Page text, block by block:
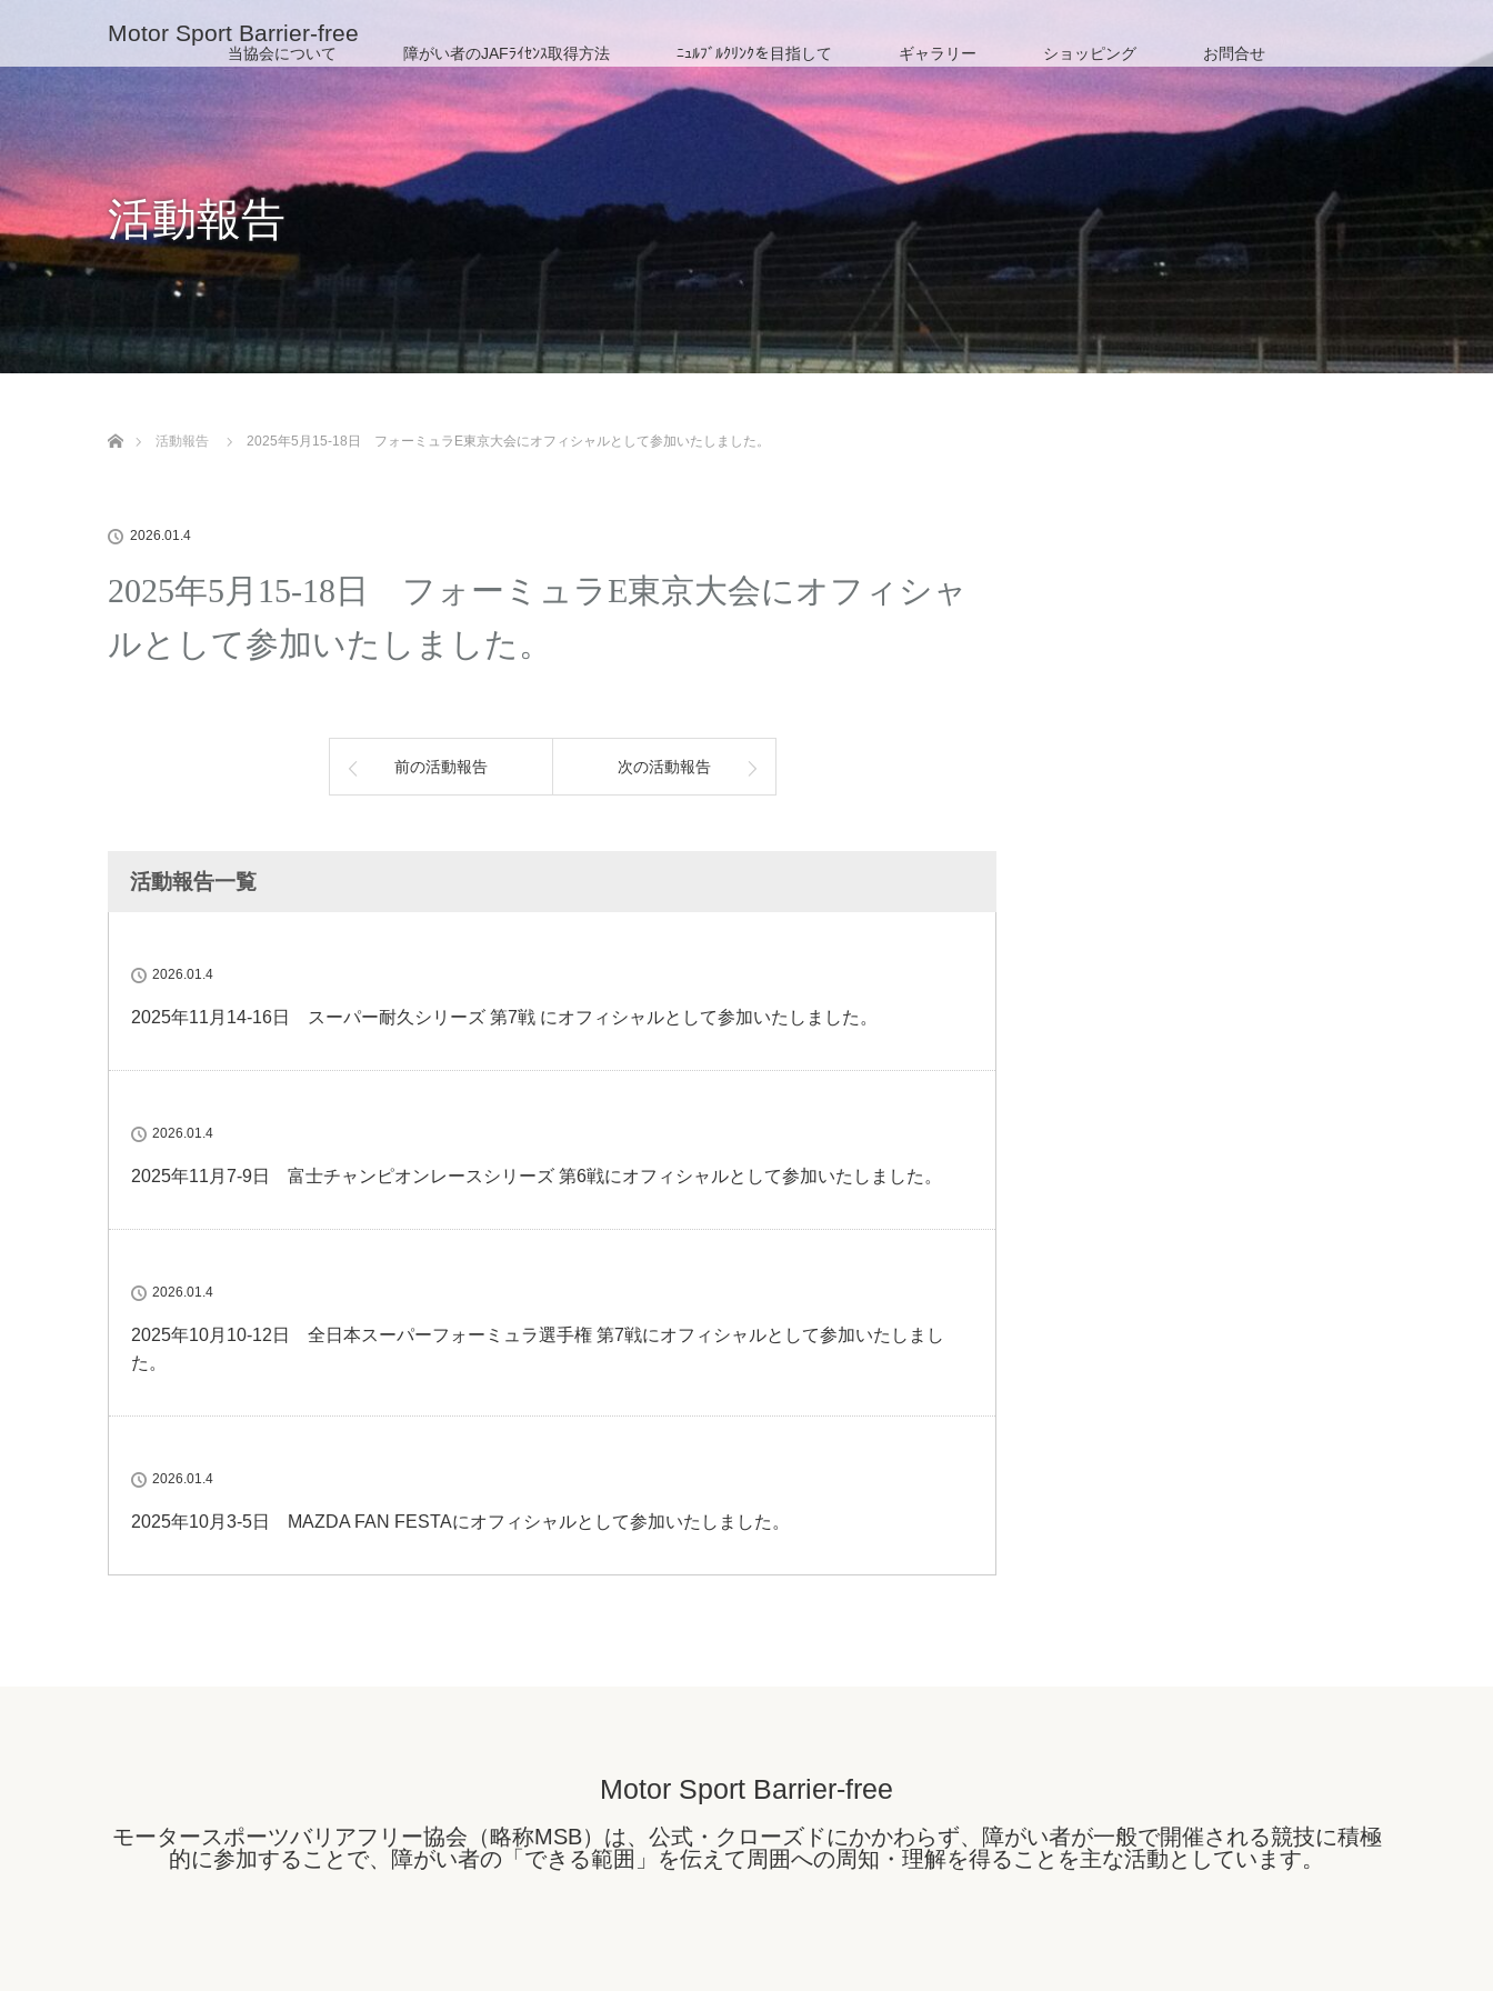
Motor Sport Barrier-free
当協会について 障がい者のJAFﾗｲｾﾝｽ取得方法 ﾆｭﾙﾌﾞﾙｸﾘﾝｸを目指して ギャラリー ショッピング お問合せ
活動報告
活動報告
2025年5月15-18日 フォーミュラE東京大会にオフィシャルとして参加いたしました。
2026.01.4
2025年5月15-18日 フォーミュラE東京大会にオフィシャ
ルとして参加いたしました。
前の活動報告 次の活動報告
活動報告一覧
2026.01.4
2025年11月14-16日 スーパー耐久シリーズ 第7戦 にオフィシャルとして参加いたしました。
2026.01.4
2025年11月7-9日 富士チャンピオンレースシリーズ 第6戦にオフィシャルとして参加いたしました。
2026.01.4
2025年10月10-12日 全日本スーパーフォーミュラ選手権 第7戦にオフィシャルとして参加いたしまし
た。
2026.01.4
2025年10月3-5日 MAZDA FAN FESTAにオフィシャルとして参加いたしました。
Motor Sport Barrier-free
モータースポーツバリアフリー協会（略称MSB）は、公式・クローズドにかかわらず、障がい者が一般で開催される競技に積極
的に参加することで、障がい者の「できる範囲」を伝えて周囲への周知・理解を得ることを主な活動としています。